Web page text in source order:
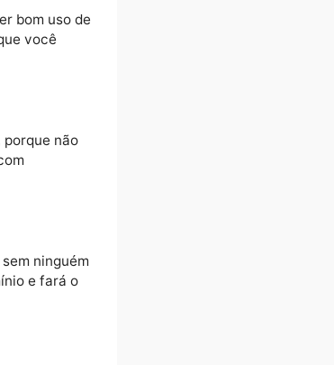
para pensar bem
fazer bom uso de
tudo que você
agirá com